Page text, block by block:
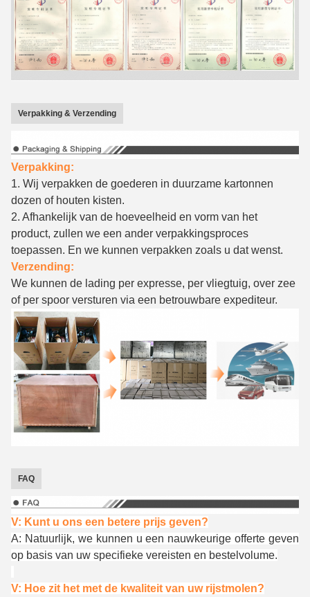
Verpakking & Verzending
Verpakking:
1. Wij verpakken de goederen in duurzame kartonnen
dozen of houten kisten.
2. Afhankelijk van de hoeveelheid en vorm van het
product, zullen we een ander verpakkingsproces
toepassen. En we kunnen verpakken zoals u dat wenst.
Verzending:
We kunnen de lading per expresse, per vliegtuig, over zee
of per spoor versturen via een betrouwbare expediteur.
FAQ
V: Kunt u ons een betere prijs geven?
A: Natuurlijk, we kunnen u een nauwkeurige offerte geven
op basis van uw specifieke vereisten en bestelvolume.
V: Hoe zit het met de kwaliteit van uw rijstmolen?